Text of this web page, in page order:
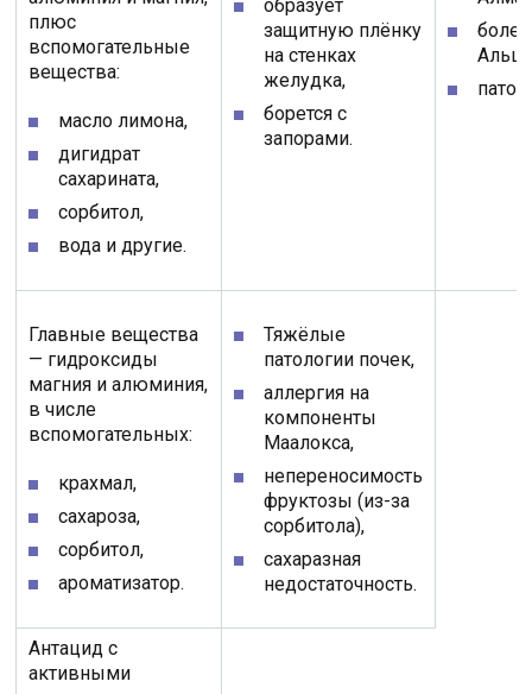
плюс
вспомогательные
вещества:
масло лимона,
дигидрат
сахарината,
сорбитол,
вода и другие.
образует
защитную плёнку
на стенках
желудка,
борется с
запорами.
Главные вещества
— гидроксиды
магния и алюминия,
в числе
вспомогательных:
крахмал,
сахароза,
сорбитол,
ароматизатор.
Тяжёлые
патологии почек,
аллергия на
компоненты
Маалокса,
непереносимость
фруктозы (из-за
сорбитола),
сахаразная
недостаточность.
Антацид с
активными